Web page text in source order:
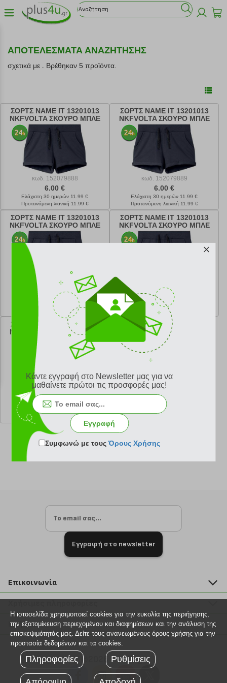
ΑΠΟΤΕΛΕΣΜΑΤΑ ΑΝΑΖΗΤΗΣΗΣ
σχετικά με . Βρέθηκαν 5 προϊόντα.
ΣΟΡΤΣ NAME IT 13201013
NKFVOLTA ΣΚΟΥΡΟ ΜΠΛΕ
(128 CM)-(8 ΕΤΩΝ)
κωδ. 152079888
6.00 €
Ελάχιστη 30 ημερών 11.99 €
Προτεινόμενη λιανική 11.99 €
ΣΟΡΤΣ NAME IT 13201013
NKFVOLTA ΣΚΟΥΡΟ ΜΠΛΕ
(134 CM)-(9 ΕΤΩΝ)
κωδ. 152079889
6.00 €
Ελάχιστη 30 ημερών 11.99 €
Προτεινόμενη λιανική 11.99 €
ΣΟΡΤΣ NAME IT 13201013
NKFVOLTA ΣΚΟΥΡΟ ΜΠΛΕ
(140 CM)-(10 ΕΤΩΝ)
κωδ. 152079890
6.00 €
Ελάχιστη 30 ημερών 11.99 €
Προτεινόμενη λιανική 11.99 €
ΣΟΡΤΣ NAME IT 13201013
NKFVOLTA ΣΚΟΥΡΟ ΜΠΛΕ
(152 CM)-(12 ΕΤΩΝ)
6.00 €
Ελάχιστη 30 ημερών 11.99 €
Προτεινόμενη λιανική 11.99 €
ΣΟΡΤΣ NAME IT 13201013
NKFVOLTA ΣΚΟΥΡΟ ΜΠΛΕ
(158 CM)-(13 ΕΤΩΝ)
κωδ.
6.00 €
Ελάχιστη 30 ημερών 11.99 €
Προτεινόμενη λιανική 11.99 €
Εγγραφή στο newsletter
Επικοινωνία
211 2000 700
info@plus4u.gr
Η εταιρία
Σημεία παραλαβής
Ευκαιρίες καριέρας
Όροι χρήσης
Sitemap
Βοήθεια
Εξέλιξη παραγγελίας
Τρόποι παραγγελίας
Τρόποι πληρωμής
©2026 Plus4u.gr
Κάντε εγγραφή στο Newsletter μας για να
μαθαίνετε πρώτοι τις προσφορές μας!
Εγγραφή
Συμφωνώ με τουςΌρους Χρήσης
Η ιστοσελίδα χρησιμοποιεί cookies για την ευκολία της περιήγησης,
την εξατομίκευση περιεχομένου και διαφημίσεων και την ανάλυση της
επισκεψιμότητάς μας. Δείτε τους ανανεωμένους όρους χρήσης για την
προστασία δεδομένων και τα cookies.
Πληροφορίες Ρυθμίσεις